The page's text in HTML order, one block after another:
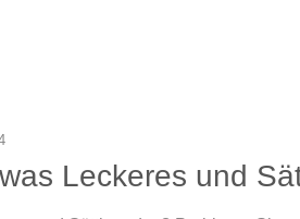
Leckeres und